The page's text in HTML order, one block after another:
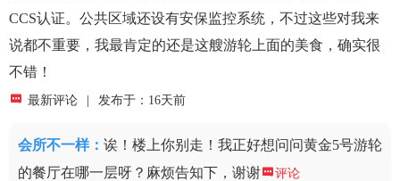
CCS认证。公共区域还设有安保监控系统，不过这些对我来
说都不重要，我最肯定的还是这艘游轮上面的美食，确实很
不错！
 最新评论 发布于：16天前
会所不一样： 诶！楼上你别走！我正好想问问黄金5号游轮
的餐厅在哪一层呀？麻烦告知下，谢谢评论